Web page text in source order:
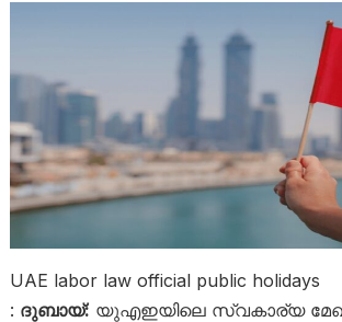
UAE labor law official public holidays
: ദുബായ്: യുഎഇയിലെ സ്വകാര്യ